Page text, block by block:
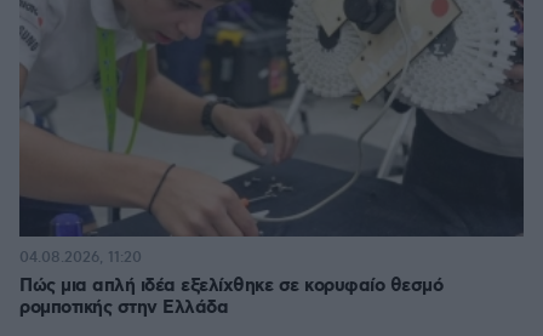
Πώς μια απλή ιδέα εξελίχθηκε σε κορυφαίο θεσμό
ρομποτικής στην Ελλάδα
04.08.2026, 11:20